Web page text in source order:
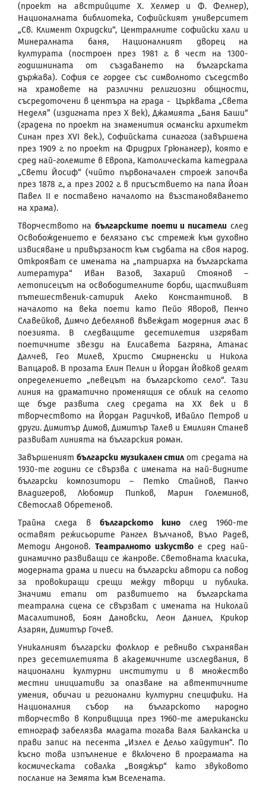
(проект на австрийците Х. Хелмер и Ф. Фелнер),
Националната библиотека, Софийският университет
„Св. Климент Охридски“, Централните софийски хали и
Минералната баня, Националният дворец на
културата (построен през 1981 г. в чест на 1300-
годишнината от създаването на българската
държава). София се гордее със символното съседство
на храмовете на различни религиозни общности,
съсредоточени в центъра на града - Църквата „Света
Неделя” (издигната през Х век), Джамията „Баня Баши“
(градена по проект на знаменития османски архитект
Синан през ХVI век.), Софийската синагога (завършена
през 1909 г. по проект на Фридрих Грюнангер), която е
сред най-големите в Европа, Католическата катедрала
„Свети Йосиф“ (чийто първоначален строеж започва
през 1878 г., а през 2002 г. в присъствието на папа Йоан
Павел II е поставено началото на възстановяването
на храма).
Творчеството на българските поети и писатели след
Освобождението е белязано със стремеж към духовно
извисяване и привързаност към съдбата на своя народ.
Открояват се имената на „патриарха на българската
литература“ Иван Вазов, Захарий Стоянов –
летописецът на освободителните борби, щастливият
пътешественик-сатирик Алеко Константинов. В
началото на века поети като Пейо Яворов, Пенчо
Славейков, Димчо Дебелянов въвеждат модерния глас в
поезията. В следващите десетилетия изгряват
поетичните звезди на Елисавета Багряна, Атанас
Далчев, Гео Милев, Христо Смирненски и Никола
Вапцаров. В прозата Елин Пелин и Йордан Йовков делят
определението „певецът на българското село“. Тази
линия на драматично променящия се облик на селото
ще бъде развита след средата на ХХ век и в
творчеството на Йордан Радичков, Ивайло Петров и
други. Димитър Димов, Димитър Талев и Емилиян Станев
развиват линията на българския роман.
Завършениятбългарски музикален стилот средата на
1930-те години се свързва с имената на най-видните
български композитори – Петко Стайнов, Панчо
Владигеров, Любомир Пипков, Марин Големинов,
Светослав Обретенов.
Трайна следа в българското кино след 1960-те
оставят режисьорите Рангел Вълчанов, Въло Радев,
Методи Андонов. Театралното изкуствое сред най-
динамично развиващи се жанрове. Световната класика,
модерната драма и пиеси на български автори са повод
за провокиращи срещи между творци и публика.
Значими етапи от развитието на българската
театрална сцена се свързват с имената на Николай
Масалитинов, Боян Дановски, Леон Даниел, Крикор
Азарян, Димитър Гочев.
Уникалният български фолклор е ревниво съхраняван
през десетилетията в академичните изследвания, в
национални културни институти и в множество
местни инициативи за опазване на автентичните
умения, обичаи и регионални културни специфики. На
Националния събор на българското народно
творчество в Копривщица през 1960-те американски
етнограф забелязва младата тогава Валя Балканска и
прави запис на песента „Излел е Дельо хайдутин“. По
късно това изпълнение е включено в програмата на
космическата совалка „Вояджър“ като звуковото
послание на Земята към Вселената.